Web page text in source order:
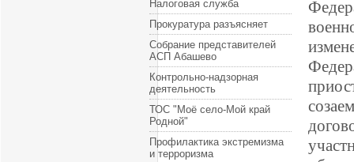
Налоговая служба
Прокуратура разъясняет
Собрание представителей
АСП Абашево
Контрольно-надзорная
деятельность
ТОС "Моё село-Мой край
Родной"
Профилактика экстремизма
и терроризма